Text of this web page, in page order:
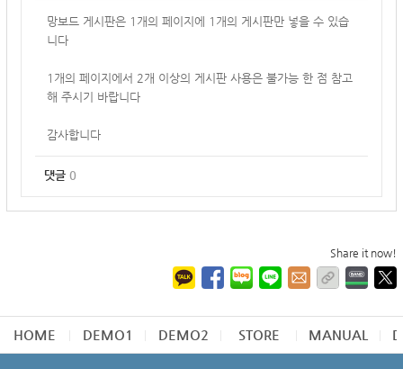
망보드 게시판은 1개의 페이지에 1개의 게시판만 넣을 수 있습
니다
1개의 페이지에서 2개 이상의 게시판 사용은 불가능 한 점 참고
해 주시기 바랍니다
감사합니다
댓글 0
Share it now!
HOME DEMO1 DEMO2 STORE MANUAL